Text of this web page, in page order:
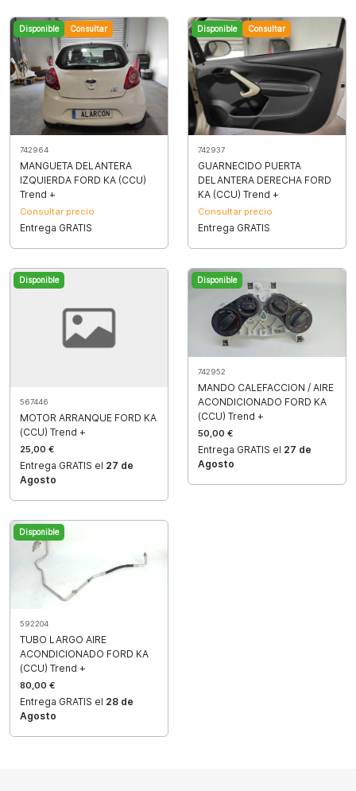
Disponible Consultar
742964
MANGUETA DELANTERA
IZQUIERDA FORD KA (CCU)
Trend +
Consultar precio
Entrega GRATIS
Disponible Consultar
742937
GUARNECIDO PUERTA
DELANTERA DERECHA FORD
KA (CCU) Trend +
Consultar precio
Entrega GRATIS
Disponible
567446
MOTOR ARRANQUE FORD KA
(CCU) Trend +
25,00 €
Entrega GRATIS el 27 de
Agosto
Disponible
742952
MANDO CALEFACCION / AIRE
ACONDICIONADO FORD KA
(CCU) Trend +
50,00 €
Entrega GRATIS el 27 de
Agosto
Disponible
592204
TUBO LARGO AIRE
ACONDICIONADO FORD KA
(CCU) Trend +
80,00 €
Entrega GRATIS el 28 de
Agosto